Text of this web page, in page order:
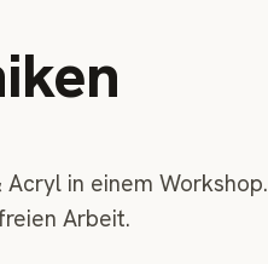
in einem Workshop.
Arbeit.